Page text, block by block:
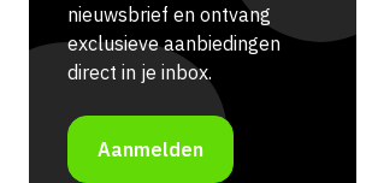
nieuwsbrief en ontvang
exclusieve aanbiedingen
direct in je inbox.
Aanmelden